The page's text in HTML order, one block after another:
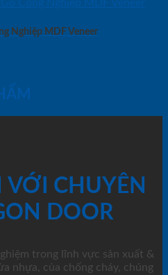
Nghiệp MDF Veneer
VỚI CHUYÊN
DOOR
trong lĩnh vực sản xuất &
nhựa, của chống cháy, chúng